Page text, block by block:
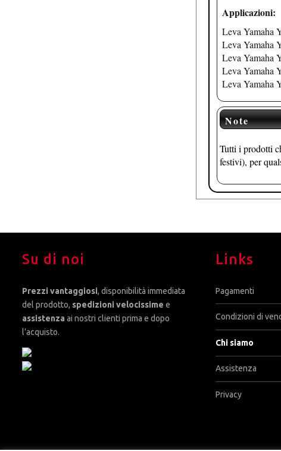
Applicazioni:
Leva Yamaha
Leva Yamaha
Leva Yamaha
Leva Yamaha
Leva Yamaha
Note
Tutti i prodotti
festivi), per
Su di noi
Prezzi vantaggiosi, disponibilità immediata
del prodotto, spedizioni velocissime e
assistenza ai nostri clienti prima e dopo
l’acquisto.
Links
Pagamenti
Condizioni di
Chi siamo
Assistenza
Privacy